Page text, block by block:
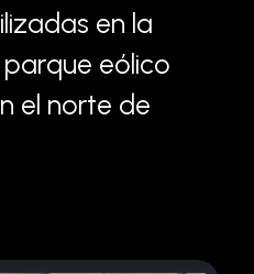
ilizadas en la
parque eólico
n el norte de